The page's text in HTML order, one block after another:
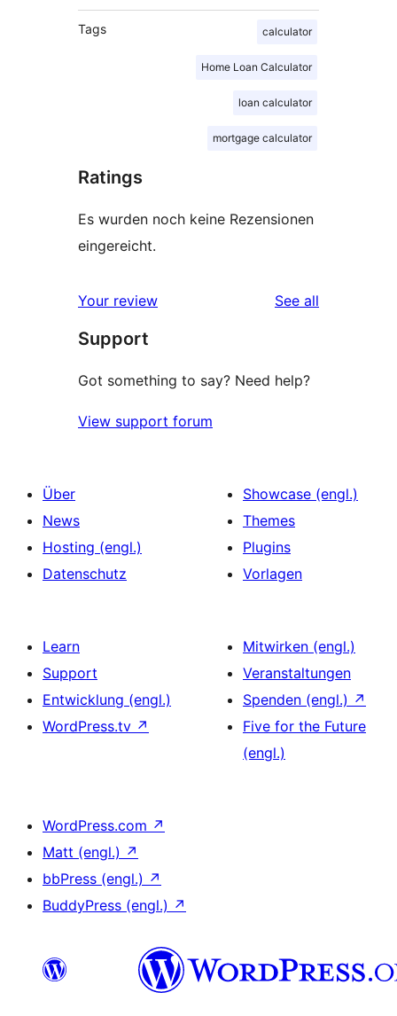
Tags calculator
Home Loan Calculator
loan calculator
mortgage calculator
Ratings
Es wurden noch keine Rezensionen
eingereicht.
Your review See all
Support
Got something to say? Need help?
View support forum
Über
News
Hosting (engl.)
Datenschutz
Showcase (engl.)
Themes
Plugins
Vorlagen
Learn
Support
Entwicklung (engl.)
WordPress.tv ↗
Mitwirken (engl.)
Veranstaltungen
Spenden (engl.) ↗
Five for the Future
(engl.)
WordPress.com ↗
Matt (engl.) ↗
bbPress (engl.) ↗
BuddyPress (engl.) ↗